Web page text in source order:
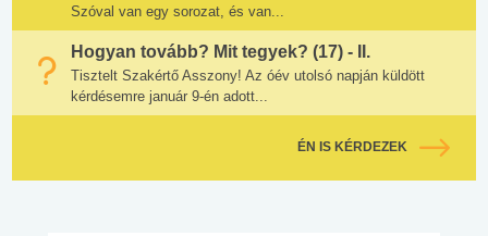
Szóval van egy sorozat, és van...
Hogyan tovább? Mit tegyek? (17) - II.
Tisztelt Szakértő Asszony! Az óév utolsó napján küldött
kérdésemre január 9-én adott...
ÉN IS KÉRDEZEK